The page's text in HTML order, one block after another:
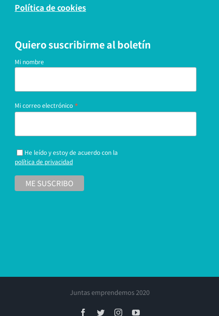
Política de cookies
Quiero suscribirme al boletín
Mi nombre
Mi correo electrónico *
He leído y estoy de acuerdo con la
política de privacidad
Juntas emprendemos 2020
Facebook
TwitterInstagramYouTube